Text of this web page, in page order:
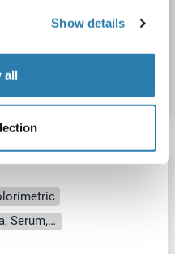
Show details
all
Cell Culture Supernatant, Plasma, Serum, Tissue Homogenate